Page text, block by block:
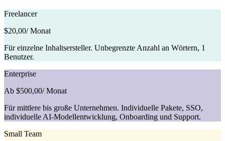
Freelancer
$20,00/ Monat
Für einzelne Inhaltsersteller. Unbegrenzte Anzahl an Wörtern, 1
Benutzer.
Enterprise
Ab $500,00/ Monat
Für mittlere bis große Unternehmen. Individuelle Pakete, SSO,
individuelle AI-Modellentwicklung, Onboarding und Support.
Small Team